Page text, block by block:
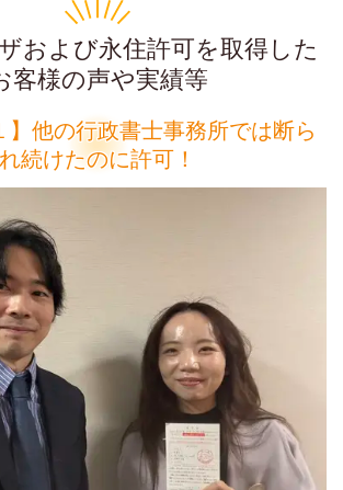
および永住許可を取得した
客様の声や実績等
】他の行政書士事務所では断ら
れ続けたのに許可！